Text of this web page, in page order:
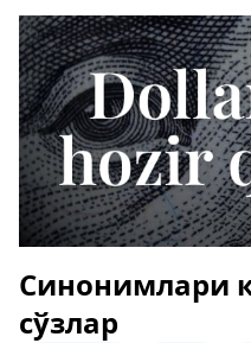
Синонимлари
сўзлар